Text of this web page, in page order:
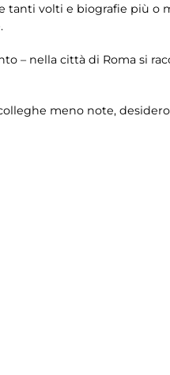
tanti volti e biografie più o
– nella città di Roma si
meno note,